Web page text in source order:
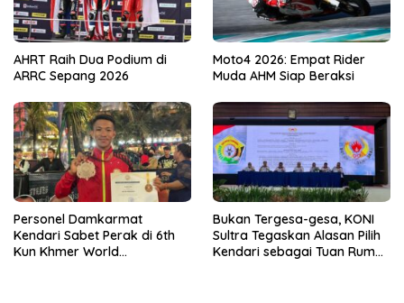
AHRT Raih Dua Podium di
ARRC Sepang 2026
Moto4 2026: Empat Rider
Muda AHM Siap Beraksi
Personel Damkarmat
Kendari Sabet Perak di 6th
Kun Khmer World
Bukan Tergesa-gesa, KONI
Sultra Tegaskan Alasan Pilih
Kendari sebagai Tuan Rumah